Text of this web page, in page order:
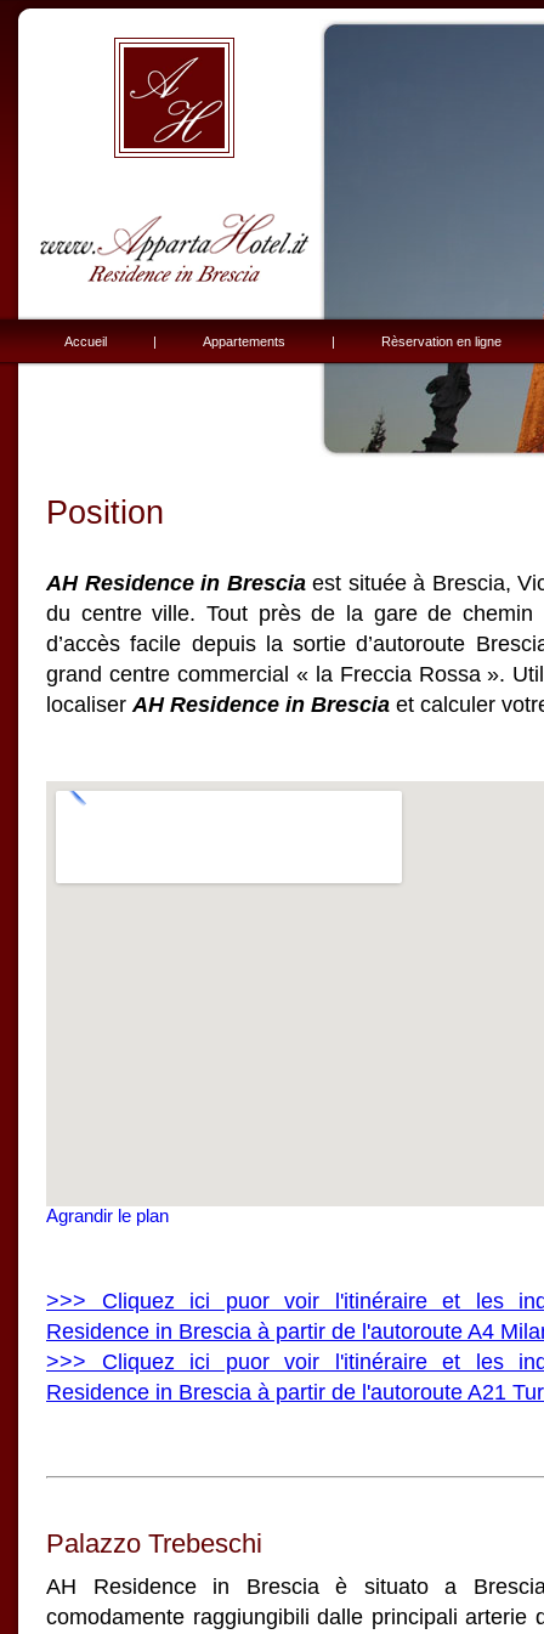
Position
AH Residence in Brescia est située à Brescia,
du centre ville. Tout près de la gare de chemin
d’accès facile depuis la sortie d’autoroute
grand centre commercial « la Freccia Rossa ».
localiserAH Residence in Brescia et calculer
Agrandir le plan
>>> Cliquez ici puor voir l'itinéraire et les
Residence in Brescia à partir de l'autoroute A4
>>> Cliquez ici puor voir l'itinéraire et les
Residence in Brescia à partir de l'autoroute A21
Palazzo Trebeschi
AH Residence in Brescia è situato a
comodamente raggiungibili dalle principali arterie
Accueil | Appartements | Rèservation en ligne